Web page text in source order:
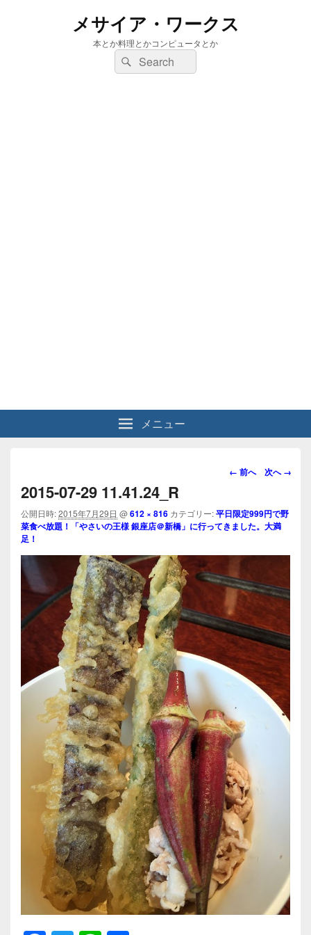
メサイア・ワークス
本とか料理とかコンピュータとか
検
索:
検
索
メニュー
画
ビ
ゲ
シ
ョ
ン
← 前へ 次へ →
2015-07-29 11.41.24_R
公開日時:2015年7月29日 @612 × 816 カテゴリー:平日限定999円で野
菜食べ放題！「やさいの王様 銀座店＠新橋」に行ってきました。大満
足！